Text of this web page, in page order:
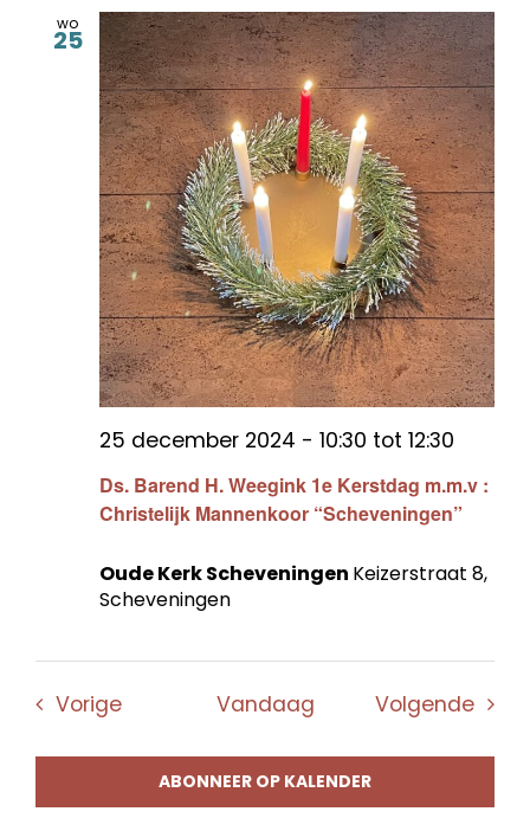
wo
25
Ds. Barend H. Weegink 1e Kerstdag m.m.v :
Christelijk Mannenkoor “Scheveningen”
25 december 2024 - 10:30 tot 12:30
Oude Kerk Scheveningen Keizerstraat 8,
Scheveningen
VorigeEvenementenVandaag Volgende
ABONNEER OP KALENDER